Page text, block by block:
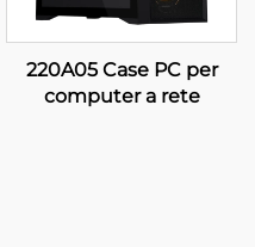
220A05 Case PC per
computer a rete